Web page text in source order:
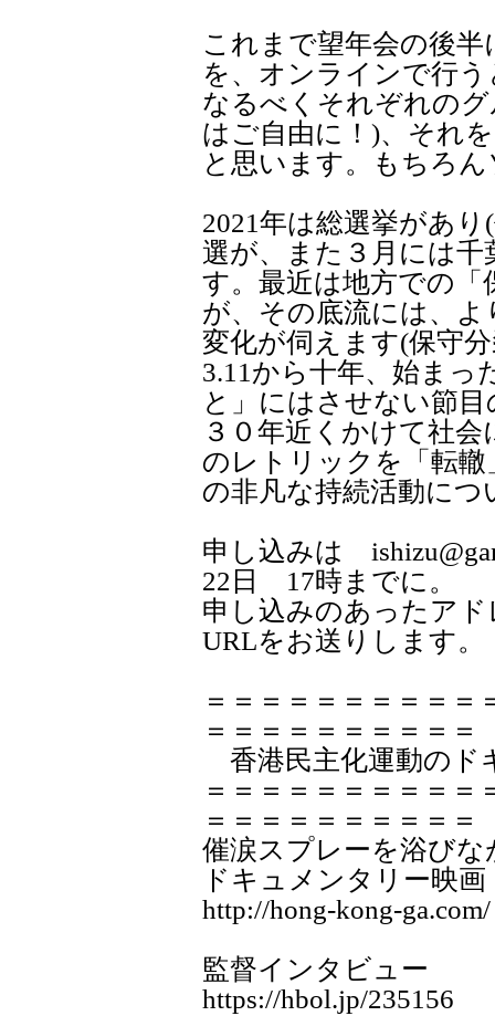
これまで望年会の後
を、オンラインで行
なるべくそれぞれの
はご自由に！)、それ
と思います。もちろ
2021年は総選挙があ
選が、また３月には千
す。最近は地方での
が、その底流には、
変化が伺えます(保守
3.11から十年、始まっ
と」にはさせない節
３０年近くかけて社
のレトリックを「転
の非凡な持続活動に
申し込みは
22日 17時までに。
申し込みのあったア
URLをお送りします。
＝＝＝＝＝＝＝＝＝＝
＝＝＝＝＝＝＝＝＝＝
香港民主化運動のド
＝＝＝＝＝＝＝＝＝＝
＝＝＝＝＝＝＝＝＝＝
催涙スプレーを浴び
ドキュメンタリー映
http://hong-kong-ga.com/
監督インタビュー
https://hbol.jp/235156